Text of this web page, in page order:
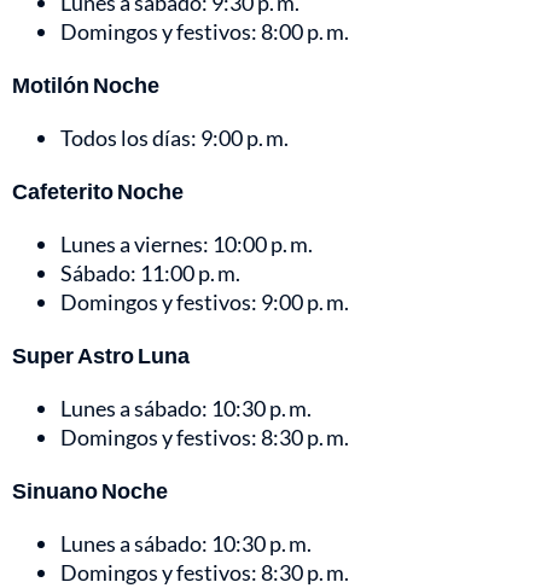
Domingos y festivos: 8:00 p. m.
Motilón Noche
Todos los días: 9:00 p. m.
Cafeterito Noche
Lunes a viernes: 10:00 p. m.
Sábado: 11:00 p. m.
Domingos y festivos: 9:00 p. m.
Super Astro Luna
Lunes a sábado: 10:30 p. m.
Domingos y festivos: 8:30 p. m.
Sinuano Noche
Lunes a sábado: 10:30 p. m.
Domingos y festivos: 8:30 p. m.